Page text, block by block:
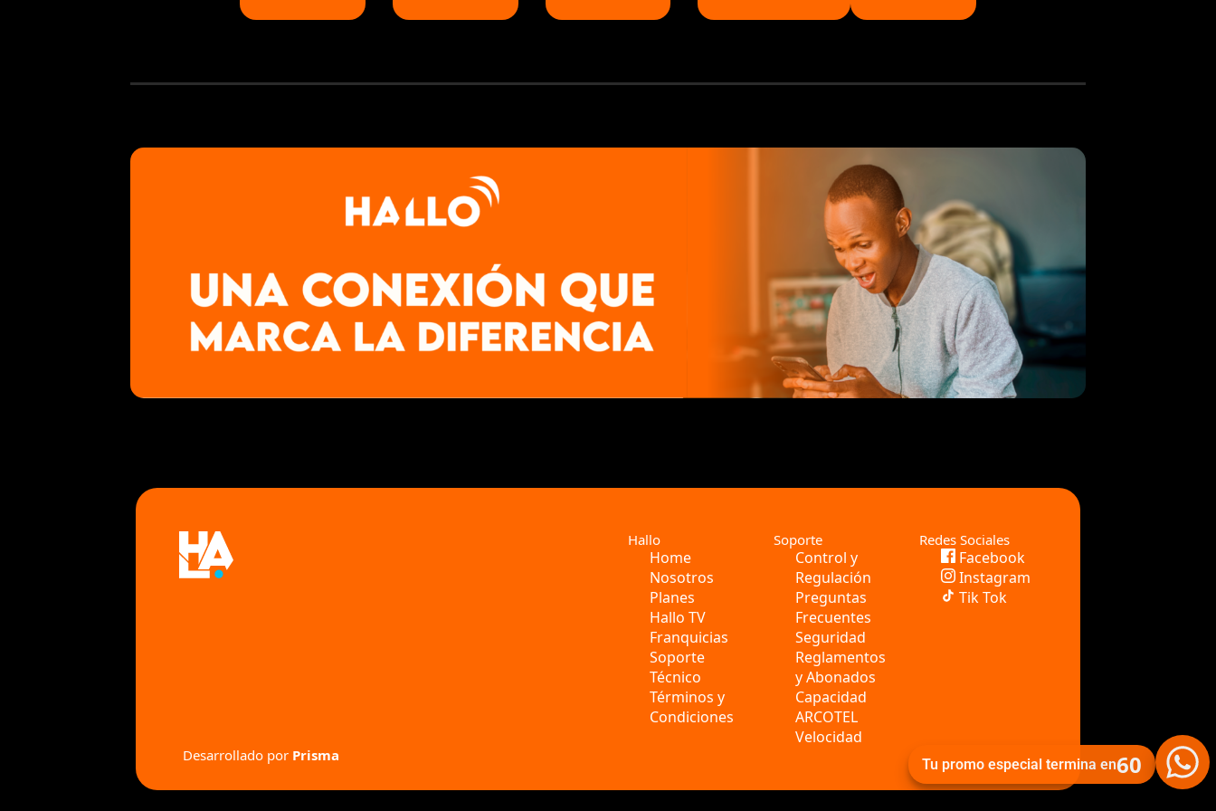
Tu promo especial termina en60
Hallo
Home
Nosotros
Planes
Hallo TV
Franquicias
Soporte
Técnico
Términos y
Condiciones
Soporte
Control y
Regulación
Preguntas
Frecuentes
Seguridad
Reglamentos
y Abonados
Capacidad
ARCOTEL
Velocidad
Redes Sociales
Facebook
Instagram
Tik Tok
Desarrollado por Prisma